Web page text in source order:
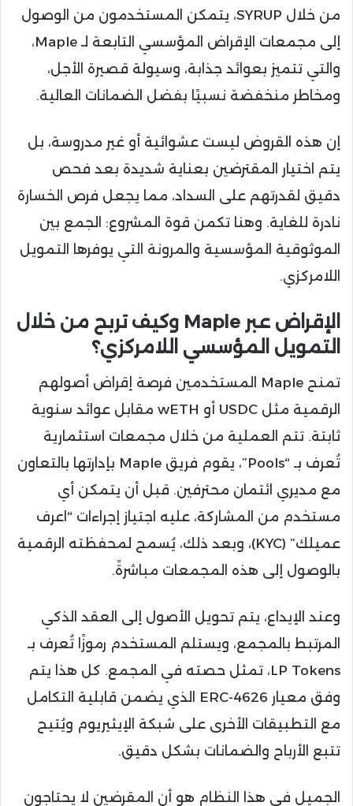
من خلال SYRUP، يتمكن المستخدمون من الوصول
إلى مجمعات الإقراض المؤسسي التابعة لـ Maple،
والتي تتميز بعوائد جذابة، وسيولة قصيرة الأجل،
ومخاطر منخفضة نسبيًا بفضل الضمانات العالية.
إن هذه القروض ليست عشوائية أو غير مدروسة، بل
يتم اختيار المقترضين بعناية شديدة بعد فحص
دقيق لقدرتهم على السداد، مما يجعل فرص الخسارة
نادرة للغاية. وهنا تكمن قوة المشروع: الجمع بين
الموثوقية المؤسسية والمرونة التي يوفرها التمويل
اللامركزي.
الإقراض عبر Maple وكيف تربح من خلال
التمويل المؤسسي اللامركزي؟
تمنح Maple المستخدمين فرصة إقراض أصولهم
الرقمية مثل USDC أو wETH مقابل عوائد سنوية
ثابتة. تتم العملية من خلال مجمعات استثمارية
تُعرف بـ “Pools”، يقوم فريق Maple بإدارتها بالتعاون
مع مديري ائتمان محترفين. قبل أن يتمكن أي
مستخدم من المشاركة، عليه اجتياز إجراءات “اعرف
عميلك” (KYC)، وبعد ذلك، يُسمح لمحفظته الرقمية
بالوصول إلى هذه المجمعات مباشرةً.
وعند الإيداع، يتم تحويل الأصول إلى العقد الذكي
المرتبط بالمجمع، ويستلم المستخدم رموزًا تُعرف بـ
LP Tokens، تمثل حصته في المجمع. كل هذا يتم
وفق معيار ERC-4626 الذي يضمن قابلية التكامل
مع التطبيقات الأخرى على شبكة الإيثيريوم ويُتيح
تتبع الأرباح والضمانات بشكل دقيق.
الجميل في هذا النظام هو أن المقرضين لا يحتاجون